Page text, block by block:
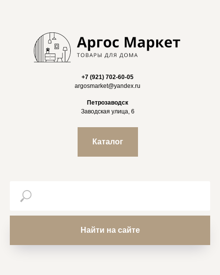
+7 (921) 702-60-05
argosmarket@yandex.ru
Петрозаводск
Заводская улица, 6
Каталог
Найти на сайте